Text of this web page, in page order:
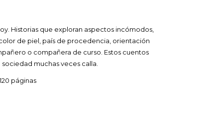
Historias que exploran aspectos incómodos,
de piel, país de procedencia, orientación
o compañera de curso. Estos cuentos
muchas veces calla.
120 páginas